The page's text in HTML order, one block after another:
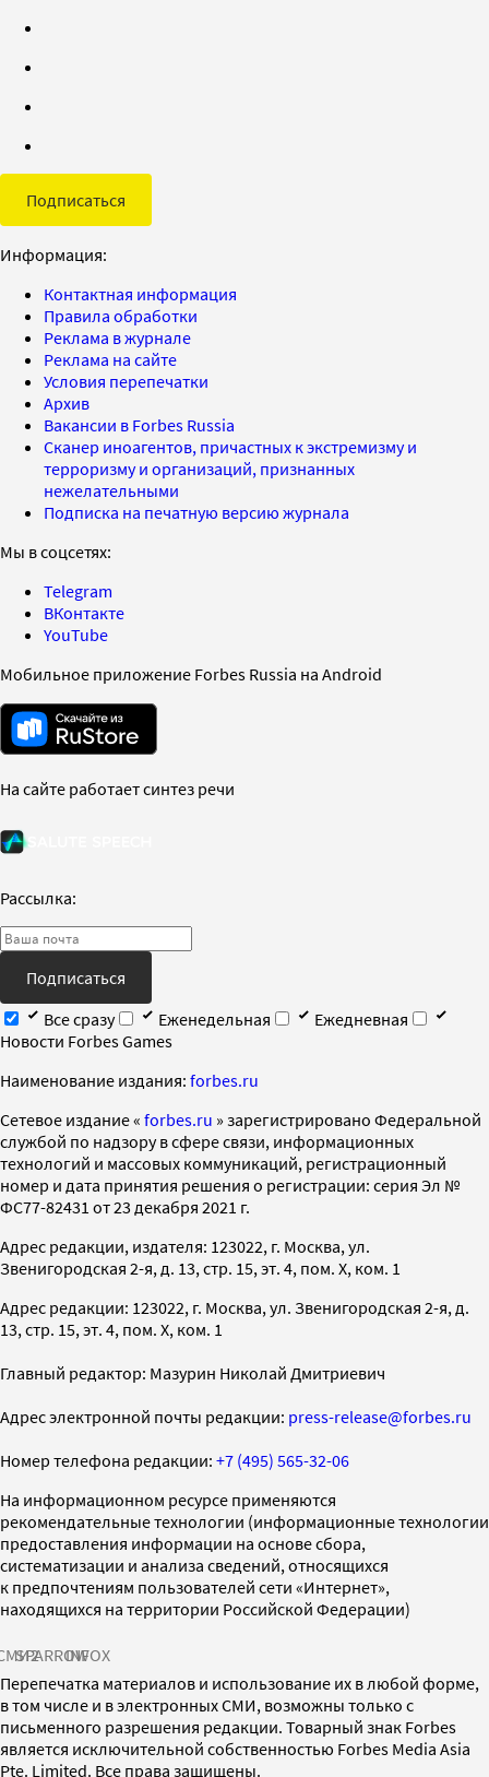
Подписаться
Информация:
Контактная информация
Правила обработки
Реклама в журнале
Реклама на сайте
Условия перепечатки
Архив
Вакансии в Forbes Russia
Сканер иноагентов, причастных к экстремизму и
терроризму и организаций, признанных
нежелательными
Подписка на печатную версию журнала
Мы в соцсетях:
Telegram
ВКонтакте
YouTube
Мобильное приложение Forbes Russia на Android
На сайте работает синтез речи
Рассылка:
Подписаться
Все сразу
Еженедельная
Ежедневная
Новости Forbes Games
Наименование издания: forbes.ru
Cетевое издание « forbes.ru » зарегистрировано Федеральной
службой по надзору в сфере связи, информационных
технологий и массовых коммуникаций, регистрационный
номер и дата принятия решения о регистрации: серия Эл №
ФС77-82431 от 23 декабря 2021 г.
Адрес редакции, издателя: 123022, г. Москва, ул.
Звенигородская 2-я, д. 13, стр. 15, эт. 4, пом. X, ком. 1
Адрес редакции: 123022, г. Москва, ул. Звенигородская 2-я, д.
13, стр. 15, эт. 4, пом. X, ком. 1
Главный редактор: Мазурин Николай Дмитриевич
Адрес электронной почты редакции: press-release@forbes.ru
Номер телефона редакции: +7 (495) 565-32-06
На информационном ресурсе применяются
рекомендательные технологии (информационные технологии
предоставления информации на основе сбора,
систематизации и анализа сведений, относящихся
к предпочтениям пользователей сети «Интернет»,
находящихся на территории Российской Федерации)
SPARROWINFOX
Перепечатка материалов и использование их в любой форме,
в том числе и в электронных СМИ, возможны только с
письменного разрешения редакции. Товарный знак Forbes
является исключительной собственностью Forbes Media Asia
Pte. Limited. Все права защищены.